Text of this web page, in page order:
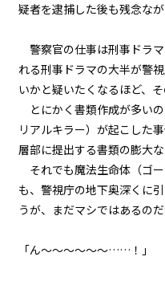
第
＜
『
＜
第
『
＜
疑者を逮捕した後も残念なが
警察官の仕事は刑事ドラ
れる刑事ドラマの大半が警
いかと疑いたくなるほど、
とにかく書類作成が多い
リアルキラー）が起こした
層部に提出する書類の膨大な
それでも魔法生命体（ゴ
も、警視庁の地下奥深くに
うが、まだマシではあるのだ
「ん～～～～～～……！」